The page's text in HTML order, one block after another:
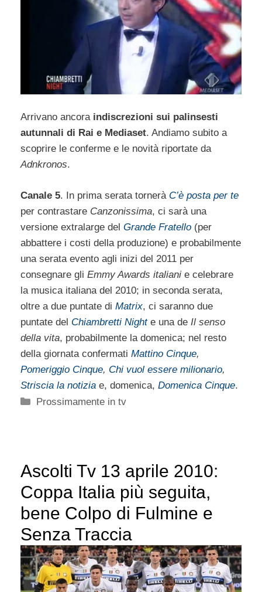
Arrivano ancora indiscrezioni sui palinsesti
autunnali di Rai e Mediaset. Andiamo subito a
scoprire le conferme e le novità riportate da
Adnkronos.
Canale 5. In prima serata tornerà C’è posta per te
per contrastare Canzonissima, ci sarà una
versione extralarge del Grande Fratello (per
abbattere i costi della produzione) e probabilmente
una serata evento agli inizi del 2011 per
consegnare gli Emmy Awards italiani e celebrare
la musica italiana del 2010; in seconda serata,
oltre a due puntate di Matrix, ci saranno due
puntate del Chiambretti Nighte una de Il senso
della vita, probabilmente la domenica; nel resto
della giornata confermati Mattino Cinque,
Pomeriggio Cinque, Chi vuol essere milionario,
Striscia la notizia e, domenica, Domenica Cinque.
Categorie
Prossimamente in tv
Ascolti Tv 13 aprile 2010:
Coppa Italia più seguita,
bene Colpo di Fulmine e
Senza Traccia